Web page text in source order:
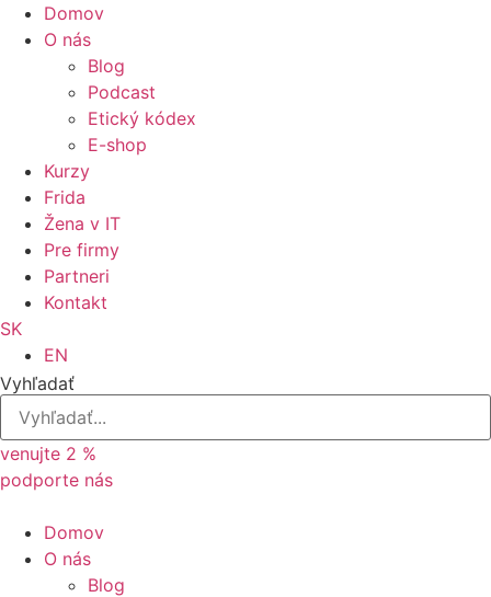
Domov
O nás
Blog
Podcast
Etický kódex
E-shop
Kurzy
Frida
Žena v IT
Pre firmy
Partneri
Kontakt
SK
EN
Vyhľadať
venujte 2 %
podporte nás
Domov
O nás
Blog